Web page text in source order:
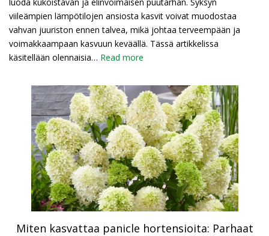
viileämpien lämpötilojen ansiosta kasvit voivat muodostaa
vahvan juuriston ennen talvea, mikä johtaa terveempään ja
voimakkaampaan kasvuun keväällä. Tässä artikkelissa
käsitellään olennaisia… Read more
Miten kasvattaa panicle hortensioita: Parhaat